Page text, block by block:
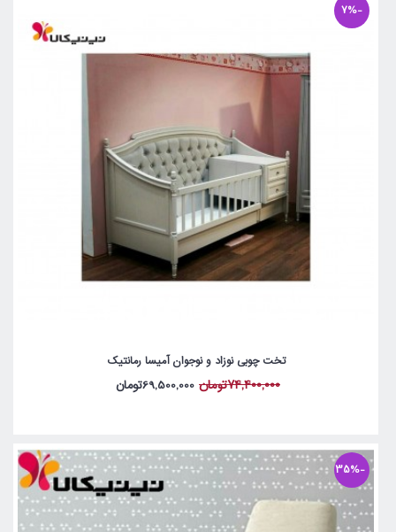
-7%
تخت چوبی نوزاد و نوجوان آمیسا رمانتیک
74,400,000تومان 69,500,000تومان
-35%